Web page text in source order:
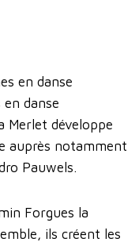
en danse
en danse
Merlet développe
auprès notamment
Pauwels.
Forgues la
ils créent les